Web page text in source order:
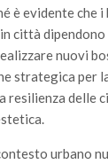
è evidente che
città dipendono
nuovi
strategica per
resilienza delle
urbano